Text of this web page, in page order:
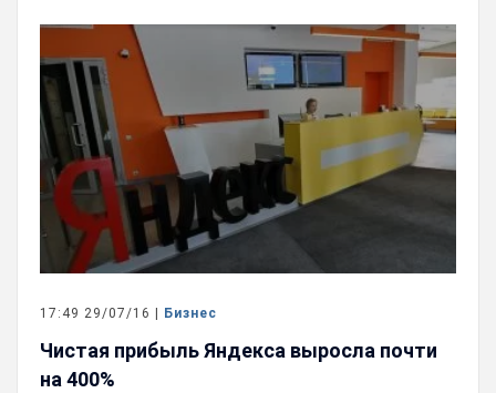
17:49 29/07/16 | Бизнес
Чистая прибыль Яндекса выросла почти
на 400%